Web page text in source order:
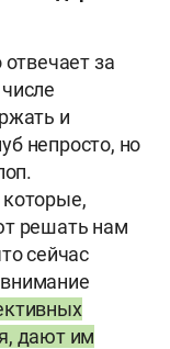
за
и
непросто, но
решать нам
сейчас
дают им